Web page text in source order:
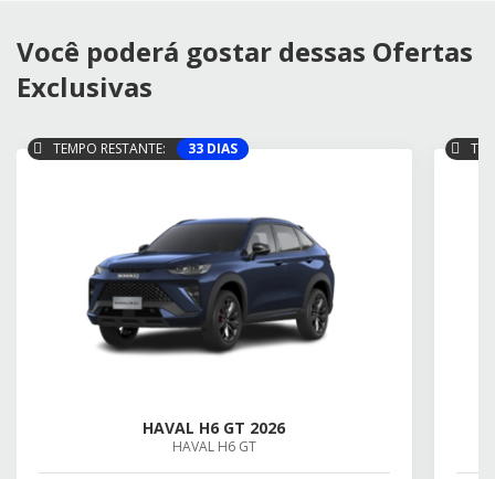
Você poderá gostar dessas Ofertas
Exclusivas
TEMPO RESTANTE: 33 DIAS
HAVAL H6 GT 2026
HAVAL H6 GT